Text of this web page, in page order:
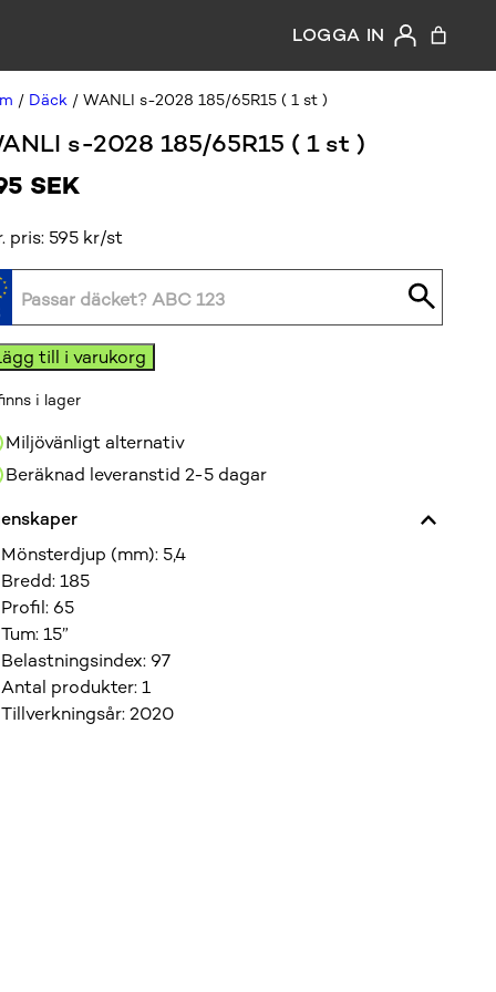
LOGGA IN
/ Däck / WANLI s-2028 185/65R15 ( 1 st )
s-2028 185/65R15 ( 1 st )
SEK
pris: 595 kr/st
i lager
65R15
till i varukorg
Miljövänligt alternativ
Beräknad leveranstid 2-5 dagar
Mönsterdjup (mm): 5,4
Bredd:185
Profil: 65
Tum:15”
Belastningsindex: 97
Antal produkter:1
Tillverkningsår:2020